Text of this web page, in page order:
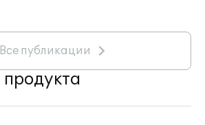
в разрезе
"Складов" (мест
Все публикации